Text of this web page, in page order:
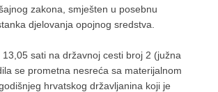
zakona, smješten u posebnu
djelovanja opojnog sredstva.
sati na državnoj cesti broj 2 (južna
se prometna nesreća sa materijalnom
hrvatskog državljanina koji je